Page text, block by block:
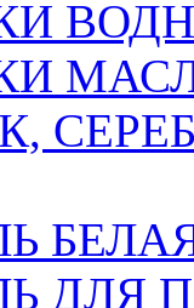
ДЛЯ